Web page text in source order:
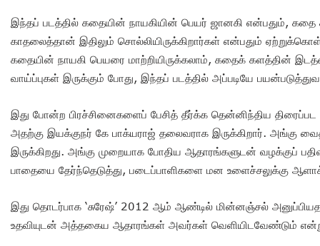
இந்தப் படத்தில் கதையின் நாயகியின் பெயர் ஜானகி என்பதும், கதை
காதலைத்தான் இதிலும் சொல்லியிருக்கிறார்கள் என்பதும்
கதையின் நாயகி பெயரை மாற்றியிருக்கலாம், கதைக் களத்தின்
வாய்ப்புகள் இருக்கும் போது, இந்தப் படத்தில் அப்படியே
இது போன்ற பிரச்சினைகளைப் பேசித் தீர்க்க தென்னிந்திய
அதற்கு இயக்குநர் கே பாக்யராஜ் தலைவராக இருக்கிறார். அங்கு
இருக்கிறது. அங்கு முறையாக போதிய ஆதாரங்களுடன் வழக்குப்
பாதையை தேர்ந்தெடுத்து, படைப்பாளிகளை மன உளைச்சலுக்கு
இது தொடர்பாக ‘சுரேஷ்’ 2012 ஆம் ஆண்டில் மின்னஞ்சல்
உதவியுடன் அத்தகைய ஆதாரங்கள் அவர்கள் வெளியிடவேண்டும்